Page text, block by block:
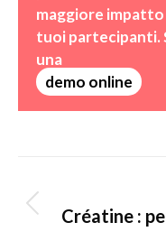
maggiore
tuoi partecipanti.
demo online
navigation
Créatine :